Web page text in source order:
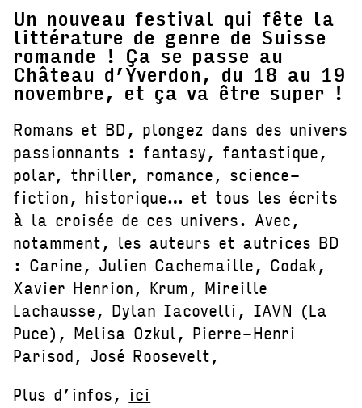
Un nouveau festival qui fête la
littérature de genre de Suisse
romande ! Ça se passe au
Château d’Yverdon, du 18 au 19
novembre, et ça va être super !
Romans et BD, plongez dans des univers
passionnants : fantasy, fantastique,
polar, thriller, romance, science-
fiction, historique… et tous les écrits
à la croisée de ces univers. Avec,
notamment, les auteurs et autrices BD
: Carine, Julien Cachemaille, Codak,
Xavier Henrion, Krum, Mireille
Lachausse, Dylan Iacovelli, IAVN (La
Puce), Melisa Ozkul, Pierre-Henri
Parisod, José Roosevelt,
Plus d’infos, ici